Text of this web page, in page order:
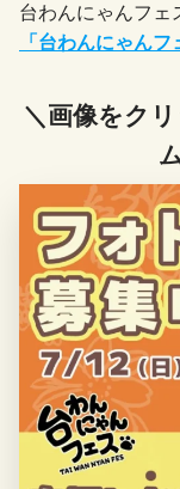
台わんにゃんフェ
「台わんにゃん
＼画像をク